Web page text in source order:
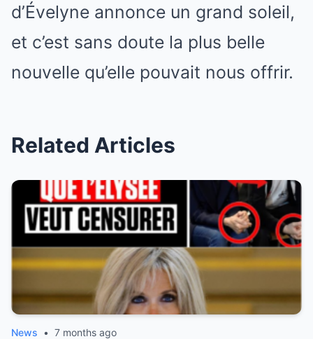
d’Évelyne annonce un grand soleil,
et c’est sans doute la plus belle
nouvelle qu’elle pouvait nous offrir.
Related Articles
News • 7 months ago